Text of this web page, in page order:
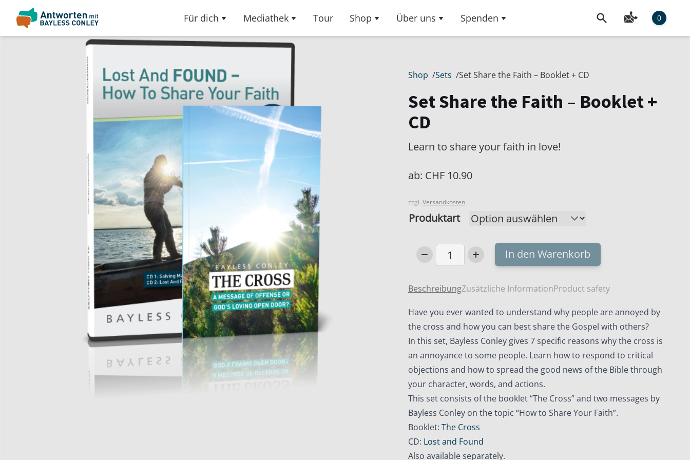
Für dich Mediathek Tour Shop Über uns Spenden 0
Slideshow Items
Shop /Sets /Set Share the Faith – Booklet + CD
Set Share the Faith – Booklet +
CD
Learn to share your faith in love!
ab: CHF10.90
zzgl. Versandkosten
Produktart
Set
the
Faith
–
Booklet
+
CD
Menge
In den Warenkorb
BeschreibungZusätzliche InformationProduct safety
Have you ever wanted to understand why people are annoyed by
the cross and how you can best share the Gospel with others?
In this set, Bayless Conley gives 7 specific reasons why the cross is
an annoyance to some people. Learn how to respond to critical
objections and how to spread the good news of the Bible through
your character, words, and actions.
This set consists of the booklet “The Cross” and two messages by
Bayless Conley on the topic “How to Share Your Faith”.
Booklet: The Cross
CD: Lost and Found
Also available separately.